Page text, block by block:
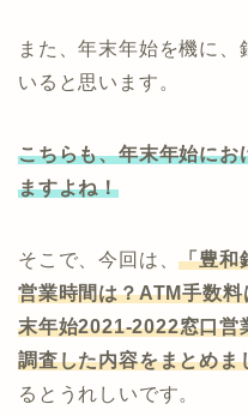
また、年末年始を機に、
いると思います。
こちらも、年末年始にお
ますよね！
そこで、今回は、「豊和
営業時間は？ATM手数料
末年始2021-2022窓口営
調査した内容をまとめま
るとうれしいです。